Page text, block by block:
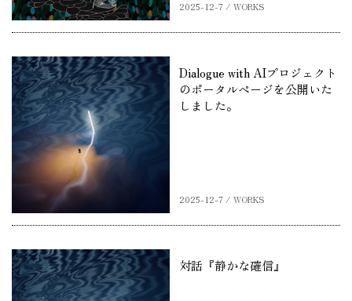
2025-12-7 / WORKS
Dialogue with AIプロジェクト
のポータルページを公開いた
しました。
2025-12-7 / WORKS
対話『静かな確信』